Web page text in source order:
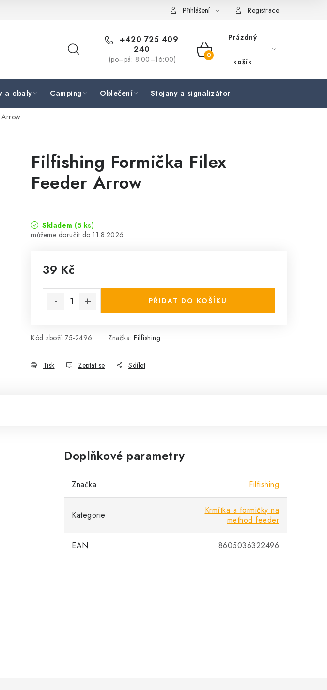
Přihlášení Registrace
+420 725 409
240
(po–pá: 8:00–16:00)
NÁKUPNÍ
Prázdný
košík
a obaly Camping Oblečení Stojany a signalizátory
Arrow
Filfishing Formička Filex
Feeder Arrow
Skladem (5 ks)
11.8.2026
39 Kč
PŘIDAT DO KOŠÍKU
Kód zboží: 75-2496 Značka: Filfishing
Tisk Zeptat se Sdílet
Doplňkové parametry
Značka Filfishing
Kategorie
Krmítka a formičky na
method feeder
EAN 8605036322496